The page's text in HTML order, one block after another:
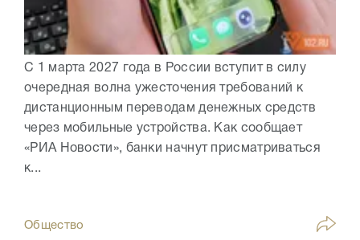
С 1 марта 2027 года в России вступит в силу
очередная волна ужесточения требований к
дистанционным переводам денежных средств
через мобильные устройства. Как сообщает
«РИА Новости», банки начнут присматриваться
к...
Общество